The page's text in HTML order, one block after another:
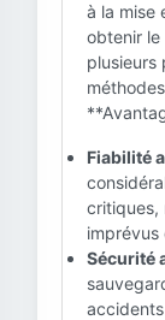
à la mise
obtenir le
plusieurs
Fiabilité
critiques,
Sécurité